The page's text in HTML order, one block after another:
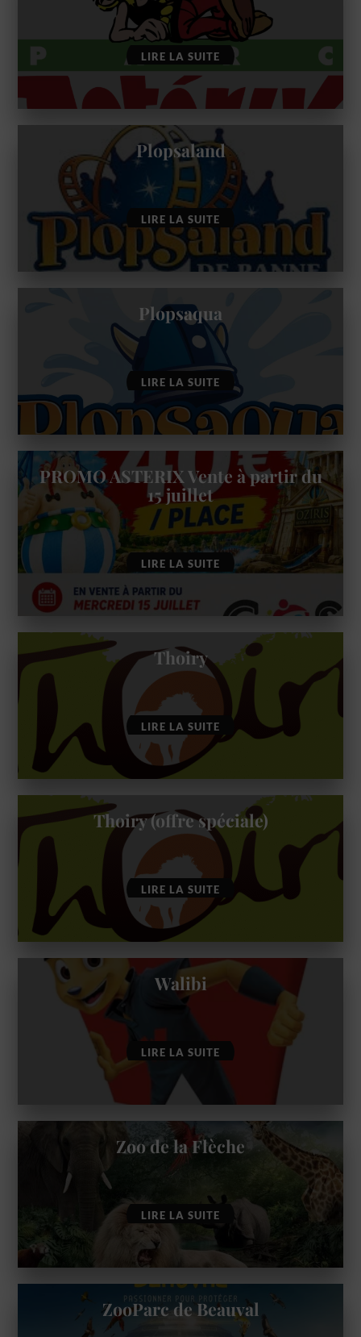
LIRE LA SUITE
Plopsaland
LIRE LA SUITE
Plopsaqua
LIRE LA SUITE
PROMO ASTERIX Vente à partir du
15 juillet
LIRE LA SUITE
Thoiry
LIRE LA SUITE
Thoiry (offre spéciale)
LIRE LA SUITE
Walibi
LIRE LA SUITE
Zoo de la Flèche
LIRE LA SUITE
ZooParc de Beauval